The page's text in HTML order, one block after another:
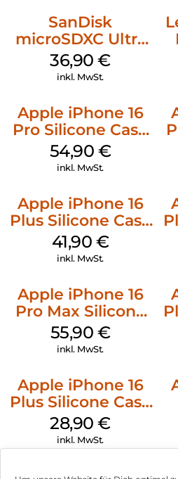
SanDisk
microSDXC Ultra
128 GB + Adapter
Mobile
36,90€
inkl. MwSt.
Apple iPhone 16
Pro Silicone Case
MagSafe Black
54,90 €
inkl. MwSt.
Apple iPhone 16
Plus Silicone Case
MagSafe Stone
Gray
41,90 €
inkl. MwSt.
Apple iPhone 16
Pro Max Silicone
Case MagSafe
Stone Gray
55,90 €
inkl. MwSt.
Apple iPhone 16
Plus Silicone Case
MagSafe Black
28,90€
inkl. MwSt.